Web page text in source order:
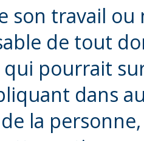
son travail
de tout
pourrait
dans
la